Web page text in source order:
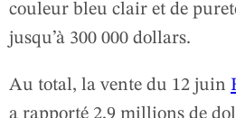
couleur bleu clair et de
jusqu’à 300 000 dollars.
Au total, la vente du 12 juin